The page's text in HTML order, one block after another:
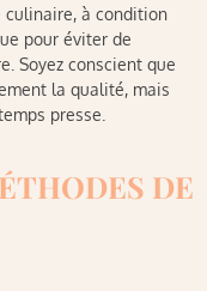
culinaire, à condition
pour éviter de
Soyez conscient que
la qualité, mais
presse.
DE